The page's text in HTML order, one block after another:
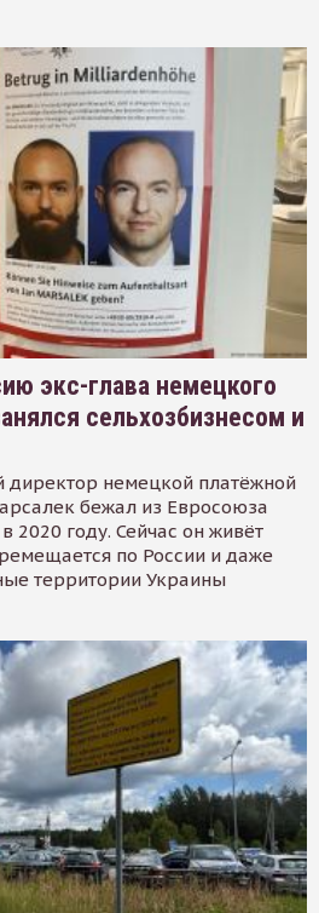
экс-глава немецкого
сельхозбизнесом и
немецкой платёжной
бежал из Евросоюза
2020 году. Сейчас он живёт
по России и даже
территории Украины